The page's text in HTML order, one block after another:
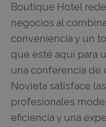
Boutique Hotel
negocios al
conveniencia y un
que esté aquí para
una conferencia de
Novieta satisface
profesionales
eficiencia y una